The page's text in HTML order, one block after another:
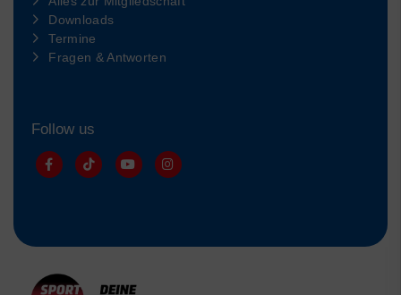
Downloads
Termine
Fragen & Antworten
Follow us